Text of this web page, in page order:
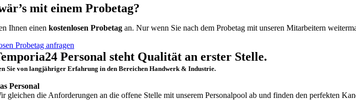
mit einem Probetag?
Ihnen einen kostenlosen Probetag an. Nur wenn Sie nach dem Probetag mit unseren Mitarbeitern
Probetag anfragen
Personal steht Qualität an erster Stelle.
Sie von langjähriger Erfahrung in den Bereichen Handwerk & Industrie.
Personal
gleichen die Anforderungen an die offene Stelle mit unserem Personalpool ab und finden den perfekten